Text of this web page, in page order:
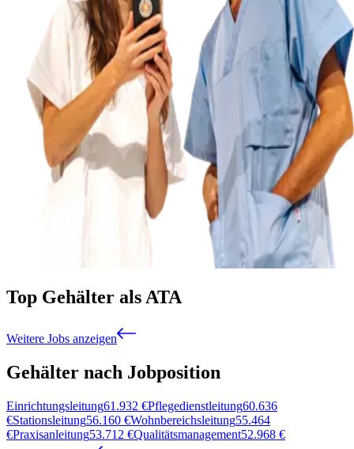
Top Gehälter als ATA
Weitere Jobs anzeigen
Gehälter nach Jobposition
Einrichtungsleitung61.932 €Pflegedienstleitung60.636
€Stationsleitung56.160 €Wohnbereichsleitung55.464
€Praxisanleitung53.712 €Qualitätsmanagement52.968 €